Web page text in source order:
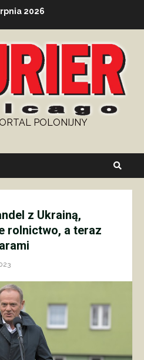
2026
POLONIJNY
z Ukrainą,
rolnictwo, a teraz